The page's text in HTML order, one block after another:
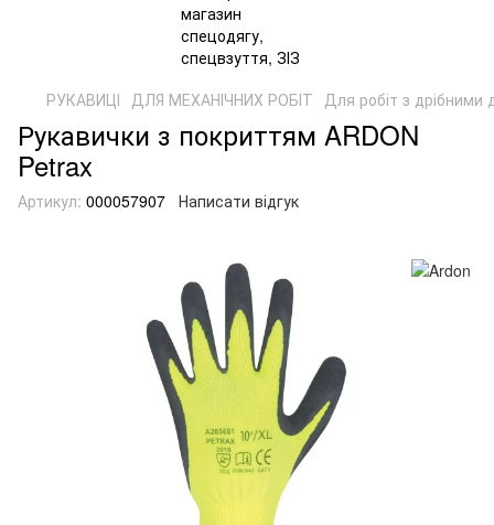
РУКАВИЦІ ДЛЯ МЕХАНІЧНИХ РОБІТ Для робіт з дрібними
Рукавички з покриттям ARDON
Petrax
Артикул: 000057907 Написати відгук